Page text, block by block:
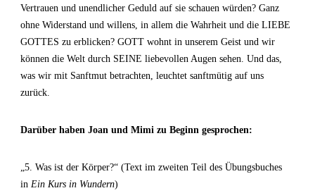
Vertrauen und unendlicher Geduld auf sie schauen würden? Ganz
ohne Widerstand und willens, in allem die Wahrheit und die LIEBE
GOTTES zu erblicken? GOTT wohnt in unserem Geist und wir
können die Welt durch SEINE liebevollen Augen sehen. Und das,
was wir mit Sanftmut betrachten, leuchtet sanftmütig auf uns
zurück.
Darüber haben Joan und Mimi zu Beginn gesprochen:
„5. Was ist der Körper?“ (Text im zweiten Teil des Übungsbuches
in Ein Kurs in Wundern)